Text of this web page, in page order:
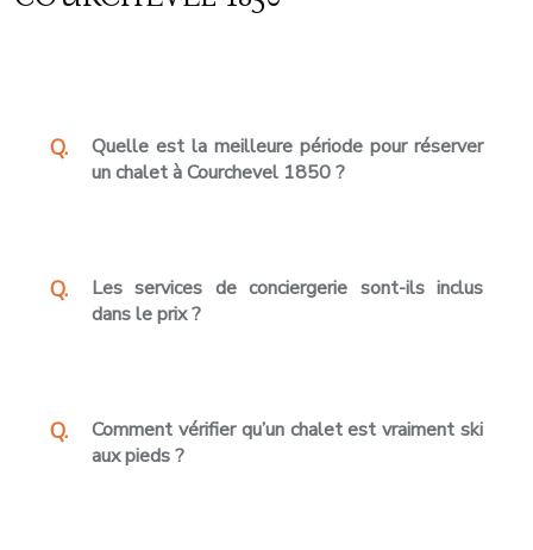
Quelle est la meilleure période pour réserver
un chalet à Courchevel 1850 ?
Les services de conciergerie sont-ils inclus
dans le prix ?
Comment vérifier qu’un chalet est vraiment ski
aux pieds ?